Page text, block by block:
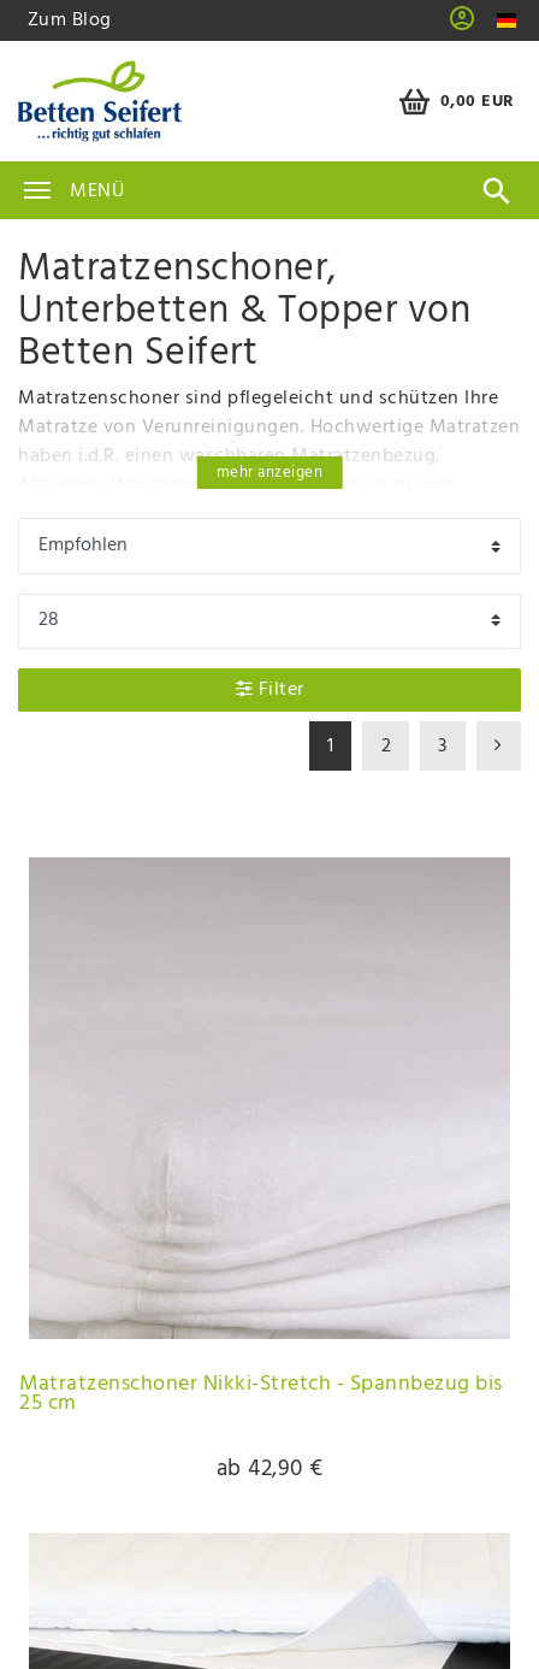
Zum Blog
0,00 EUR
MENÜ
Matratzenschoner,
Unterbetten & Topper von
Betten Seifert
Matratzenschoner sind pflegeleicht und schützen Ihre
Matratze von Verunreinigungen. Hochwertige Matratzen
haben i.d.R. einen waschbaren Matratzenbezug.
Abziehen, Waschen oder Reinigen, Trocknen und
Matratzenbezügen allerdings nicht "mal eben schnell"
Wasserdichte Matratzenauflagen haben zudem eine
mehr anzeigen
Filter
1
2 3
Matratzenschoner Nikki-Stretch - Spannbezug bis
25 cm
ab 42,90 €